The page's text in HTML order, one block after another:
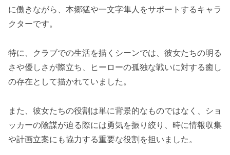
に働きながら、本郷猛や一文字隼人をサポートするキャラ
クターです。
特に、クラブでの生活を描くシーンでは、彼女たちの明る
さや優しさが際立ち、ヒーローの孤独な戦いに対する癒し
の存在として描かれていました。
また、彼女たちの役割は単に背景的なものではなく、ショ
ッカーの陰謀が迫る際には勇気を振り絞り、時に情報収集
や計画立案にも協力する重要な役割を担いました。